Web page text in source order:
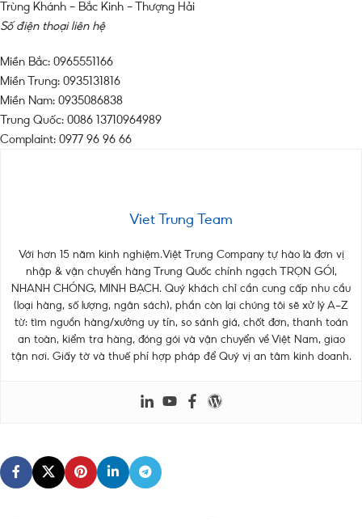
Trùng Khánh – Bắc Kinh – Thượng Hải
Số điện thoại liên hệ
Miền Bắc: 0965551166
Miền Trung: 0935131816
Miền Nam: 0935086838
Trung Quốc: 0086 13710964989
Complaint: 0977 96 96 66
Viet Trung Team
Với hơn 15 năm kinh nghiệm.Việt Trung Company tự hào là đơn vị
nhập & vận chuyển hàng Trung Quốc chính ngạch TRỌN GÓI,
NHANH CHÓNG, MINH BẠCH. Quý khách chỉ cần cung cấp nhu cầu
(loại hàng, số lượng, ngân sách), phần còn lại chúng tôi sẽ xử lý A–Z
từ: tìm nguồn hàng/xưởng uy tín, so sánh giá, chốt đơn, thanh toán
an toàn, kiểm tra hàng, đóng gói và vận chuyển về Việt Nam, giao
tận nơi. Giấy tờ và thuế phí hợp pháp để Quý vị an tâm kinh doanh.